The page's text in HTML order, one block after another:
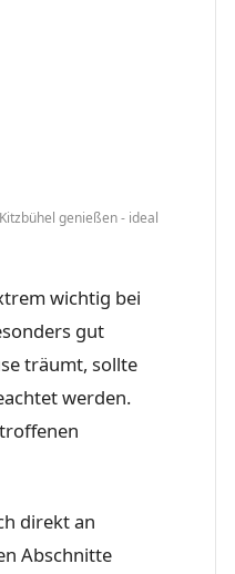
genießen - ideal
wichtig bei
gut
träumt, sollte
werden.
direkt an
Abschnitte